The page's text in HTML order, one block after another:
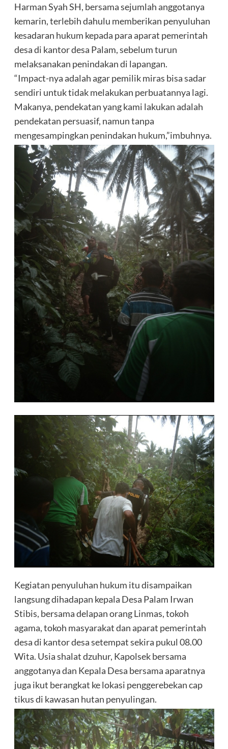
Harman Syah SH, bersama sejumlah anggotanya
kemarin, terlebih dahulu memberikan penyuluhan
kesadaran hukum kepada para aparat pemerintah
desa di kantor desa Palam, sebelum turun
melaksanakan penindakan di lapangan.
“Impact-nya adalah agar pemilik miras bisa sadar
sendiri untuk tidak melakukan perbuatannya lagi.
Makanya, pendekatan yang kami lakukan adalah
pendekatan persuasif, namun tanpa
mengesampingkan penindakan hukum,”imbuhnya.
Kegiatan penyuluhan hukum itu disampaikan
langsung dihadapan kepala Desa Palam Irwan
Stibis, bersama delapan orang Linmas, tokoh
agama, tokoh masyarakat dan aparat pemerintah
desa di kantor desa setempat sekira pukul 08.00
Wita. Usia shalat dzuhur, Kapolsek bersama
anggotanya dan Kepala Desa bersama aparatnya
juga ikut berangkat ke lokasi penggerebekan cap
tikus di kawasan hutan penyulingan.